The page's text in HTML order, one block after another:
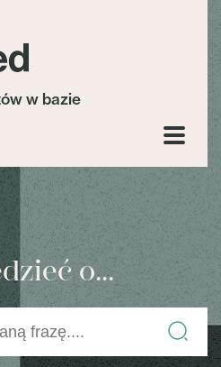
w bazie
o...